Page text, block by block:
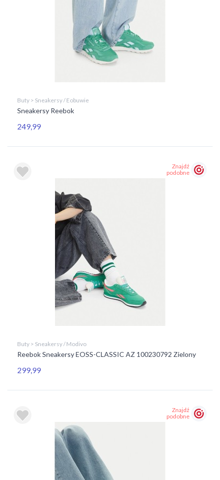
Buty > Sneakersy / Eobuwie
Sneakersy Reebok
249,99
Znajdź
podobne
Buty > Sneakersy / Modivo
Reebok Sneakersy EOSS-CLASSIC AZ 100230792 Zielony
299,99
Znajdź
podobne